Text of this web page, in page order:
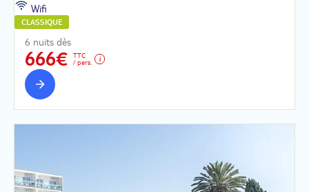
Wifi
CLASSIQUE
6 nuits dès
666€
TTC
/ pers.